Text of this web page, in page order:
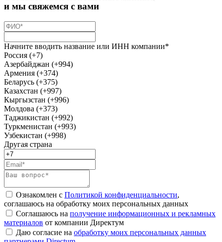
и мы свяжемся с вами
Начните вводить название или ИНН компании*
Россия (+7)
Азербайджан (+994)
Армения (+374)
Беларусь (+375)
Казахстан (+997)
Кыргызстан (+996)
Молдова (+373)
Таджикистан (+992)
Туркменистан (+993)
Узбекистан (+998)
Другая страна
Ознакомлен с Политикой конфиденциальности,
соглашаюсь на обработку моих персональных данных
Соглашаюсь на получение информационных и рекламных
материалов от компании Директум
Даю согласие на обработку моих персональных данных